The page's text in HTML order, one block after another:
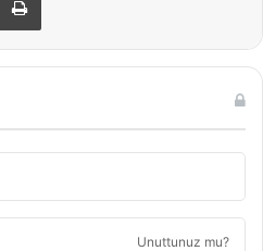
Unuttunuz mu?